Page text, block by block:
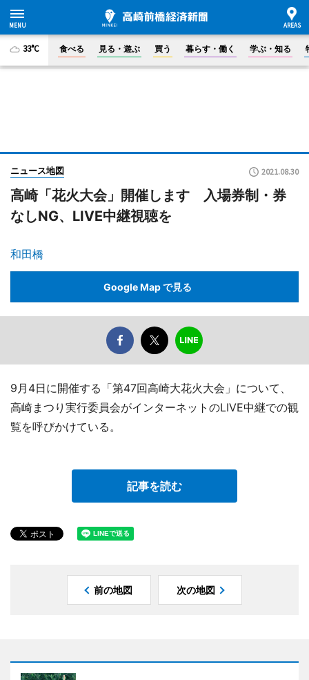
33°C 食べる 見る・遊ぶ 買う 暮らす・働く 学ぶ・知る
ニュース地図 2021.08.30
高崎「花火大会」開催します 入場券制・券
なしNG、LIVE中継視聴を
和田橋
Google Map で見る
9月4日に開催する「第47回高崎大花火大会」について、
高崎まつり実行委員会がインターネットのLIVE中継での観
覧を呼びかけている。
記事を読む
前の地図 次の地図